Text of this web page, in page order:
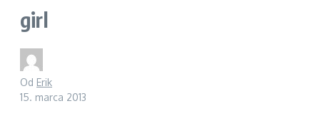
girl
Od Erik
15. marca 2013